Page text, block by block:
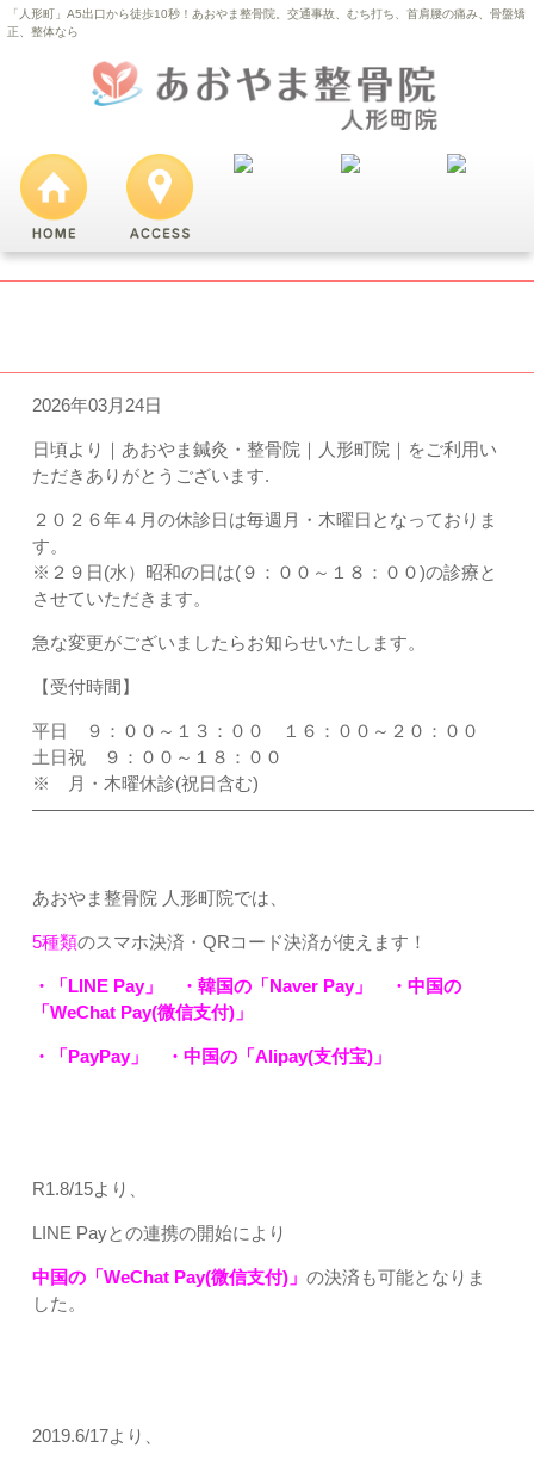
「人形町」A5出口から徒歩10秒！あおやま整骨院。交通事故、むち打ち、首肩腰の痛み、骨盤矯
正、整体なら
2026年03月24日
日頃より｜あおやま鍼灸・整骨院｜人形町院｜をご利用い
ただきありがとうございます.
２０２６年４月の休診日は毎週月・木曜日となっておりま
す。
※２９日(水）昭和の日は(９：００～１８：００)の診療と
させていただきます。
急な変更がございましたらお知らせいたします。
【受付時間】
平日 ９：００～１３：００ １６：００～２０：００
土日祝 ９：００～１８：００
※ 月・木曜休診(祝日含む)
あおやま整骨院 人形町院では、
5種類のスマホ決済・QRコード決済が使えます！
・「LINE Pay」 ・韓国の「Naver Pay」 ・中国の
「WeChat Pay(微信支付)」
・「PayPay」 ・中国の「Alipay(支付宝)」
R1.8/15より、
LINE Payとの連携の開始により
中国の「WeChat Pay(微信支付)」 の決済も可能となりま
した。
2019.6/17より、